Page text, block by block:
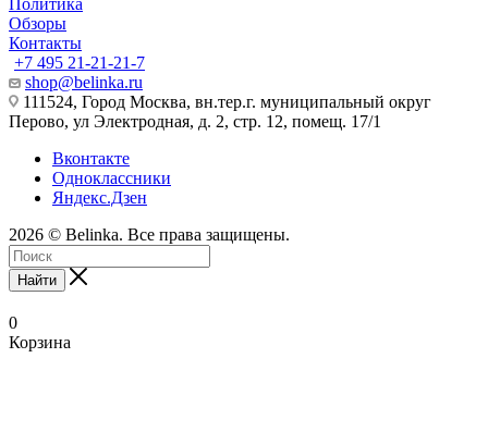
Политика
Обзоры
Контакты
+7 495 21-21-21-7
shop@belinka.ru
111524, Город Москва, вн.тер.г. муниципальный округ
Перово, ул Электродная, д. 2, стр. 12, помещ. 17/1
Вконтакте
Одноклассники
Яндекс.Дзен
2026 © Belinka. Все права защищены.
Найти
0
Корзина